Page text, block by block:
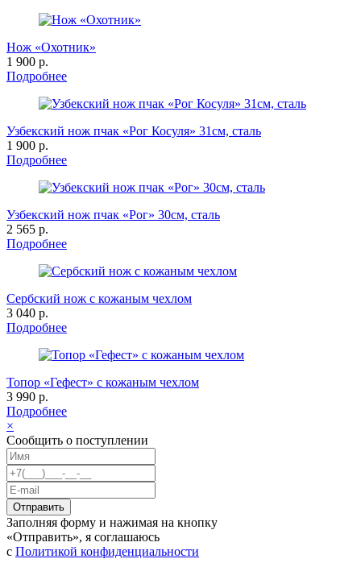
Нож «Охотник»
1 900 р.
Подробнее
Узбекский нож пчак «Рог Косуля» 31см, сталь
1 900 р.
Подробнее
Узбекский нож пчак «Рог» 30см, сталь
2 565 р.
Подробнее
Сербский нож с кожаным чехлом
3 040 р.
Подробнее
Топор «Гефест» с кожаным чехлом
3 990 р.
Подробнее
×
Сообщить о поступлении
Заполняя форму и нажимая на кнопку
«Отправить», я соглашаюсь
с Политикой конфиденциальности